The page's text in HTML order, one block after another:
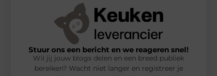
Stuur ons een bericht en we reageren snel!
Wil jij jouw blogs delen en een breed publiek
bereiken? Wacht niet langer en registreer je